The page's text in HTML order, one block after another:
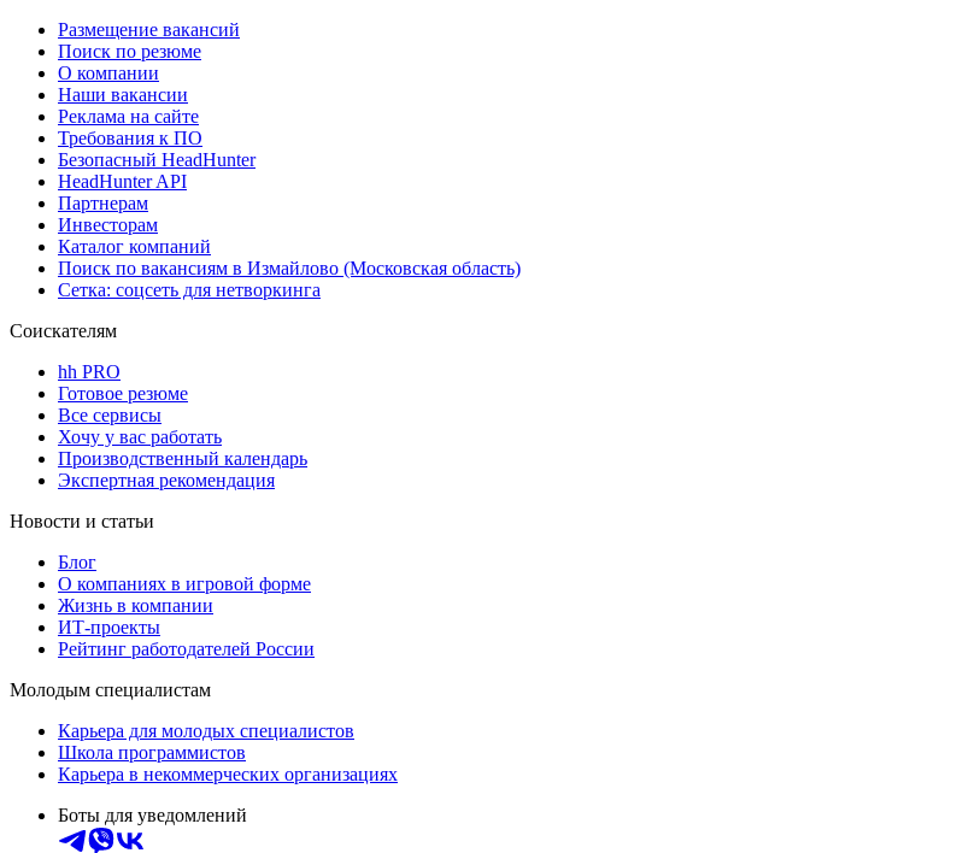
Размещение вакансий
Поиск по резюме
О компании
Наши вакансии
Реклама на сайте
Требования к ПО
Безопасный HeadHunter
HeadHunter API
Партнерам
Инвесторам
Каталог компаний
Поиск по вакансиям в Измайлово (Московская область)
Сетка: соцсеть для нетворкинга
Соискателям
hh PRO
Готовое резюме
Все сервисы
Хочу у вас работать
Производственный календарь
Экспертная рекомендация
Новости и статьи
Блог
О компаниях в игровой форме
Жизнь в компании
ИТ-проекты
Рейтинг работодателей России
Молодым специалистам
Карьера для молодых специалистов
Школа программистов
Карьера в некоммерческих организациях
Боты для уведомлений